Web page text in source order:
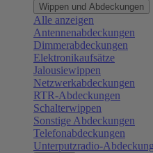
Wippen und Abdeckungen
Alle anzeigen
Antennenabdeckungen
Dimmerabdeckungen
Elektronikaufsätze
Jalousiewippen
Netzwerkabdeckungen
RTR-Abdeckungen
Schalterwippen
Sonstige Abdeckungen
Telefonabdeckungen
Unterputzradio-